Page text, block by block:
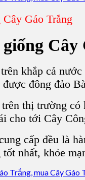
Gáo Trắng
khắp cả nước
đông đảo
thị trường
cho tới Cây
cấp đều là
nhất, khỏe